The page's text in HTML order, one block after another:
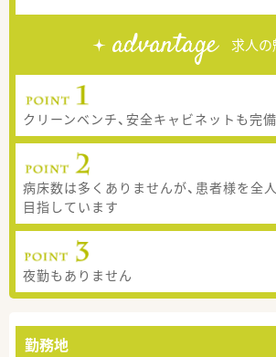
advantage 求人の
クリーンベンチ、安全キャビネットも完
病床数は多くありませんが、患者様を全
目指しています
夜勤もありません
勤務地